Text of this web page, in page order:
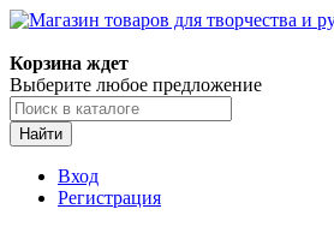
Корзина ждет
Выберите любое предложение
Найти
Вход
Регистрация